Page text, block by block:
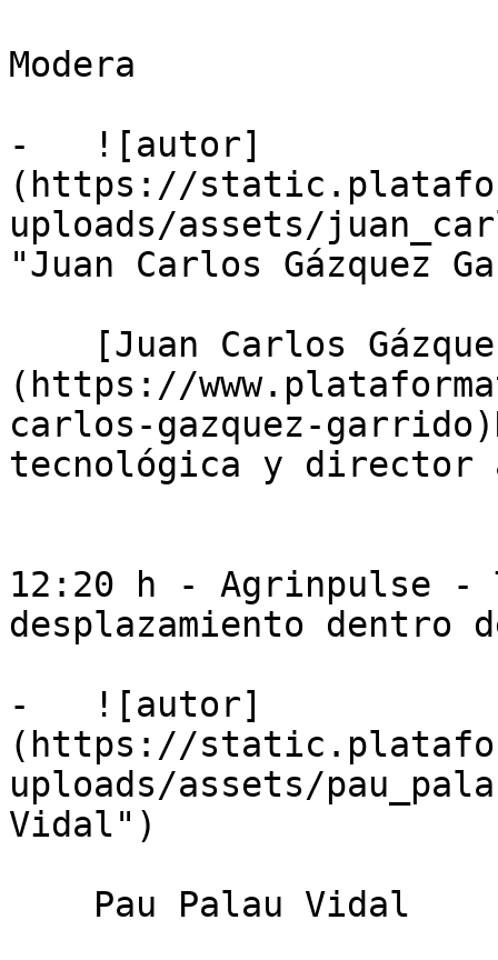
Modera
-   ![autor]
(https://
uploads/assets/
"Juan Carlos Gázquez
(https://
carlos-gazquez-
tecnológica y director
12:20 h - Agrinpulse -
desplazamiento dentro
-   ![autor]
(https://
uploads/assets/
Vidal")